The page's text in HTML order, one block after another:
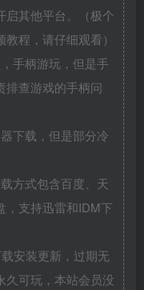
启其他平台。（极个
程，请仔细观看）
手柄游玩，但是手
排查游戏的手柄问
下载，但是部分冷
方式包含百度、天
，支持迅雷和IDM下
安装更新，过期无
久可玩，本站会员没